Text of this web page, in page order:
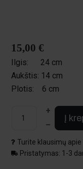
15,00 €
Ilgis:
24 cm
Aukštis: 14 cm
Plotis:
6 cm
+
–
Į
Turite klausimų apie
Pristatymas: 1-3